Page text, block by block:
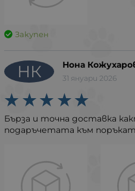
Закупен
НК Нона
31 януари 2026
Бърза и точна доставка
подаръчетата към